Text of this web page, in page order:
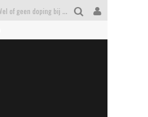
Wel of geen doping bij Feyenoord?